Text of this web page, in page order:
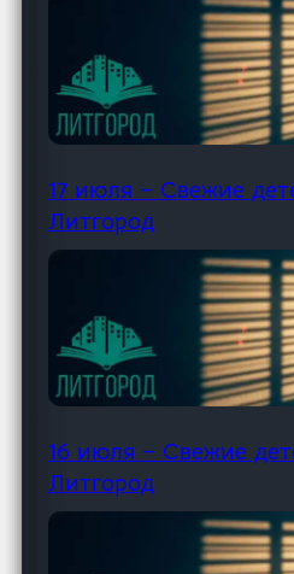
17 июля – Свежие
Литгород
16 июля – Свежие
Литгород